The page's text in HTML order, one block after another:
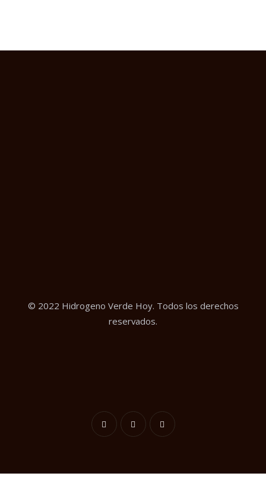
© 2022 Hidrogeno Verde Hoy. Todos los derechos
reservados.